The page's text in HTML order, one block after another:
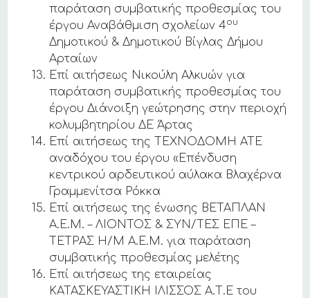
παράταση συμβατικής προθεσμίας του
έργου Αναβάθμιση σχολείων 4ου
Δημοτικού & Δημοτικού Βίγλας Δήμου
Αρταίων
Επί αιτήσεως Νικούλη Αλκυών για
παράταση συμβατικής προθεσμίας του
έργου Διάνοιξη γεώτρησης στην περιοχή
κολυμβητηρίου ΔΕ Άρτας
Επί αιτήσεως της ΤΕΧΝΟΔΟΜΗ ΑΤΕ
αναδόχου του έργου «Επένδυση
κεντρικού αρδευτικού αύλακα Βλαχέρνα
Γραμμενίτσα Ρόκκα
Επί αιτήσεως της ένωσης ΒΕΤΑΠΛΑΝ
Α.Ε.Μ. – ΛΙΟΝΤΟΣ & ΣΥΝ/ΤΕΣ ΕΠΕ –
ΤΕΤΡΑΣ Η/Μ Α.Ε.Μ. για παράταση
συμβατικής προθεσμίας μελέτης
Επί αιτήσεως της εταιρείας
ΚΑΤΑΣΚΕΥΑΣΤΙΚΗ ΙΛΙΣΣΟΣ Α.Τ.Ε του